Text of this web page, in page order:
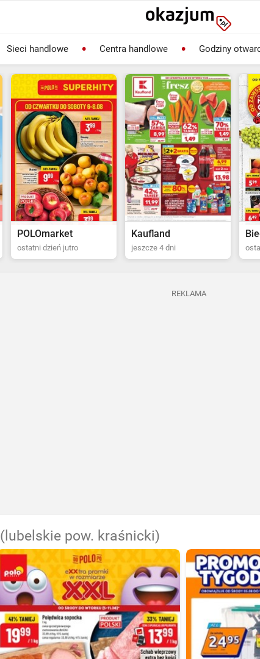
Sieci handlowe Centra handlowe Godziny
POLOmarket
ostatni dzień jutro
Kaufland
jeszcze 4 dni
REKLAMA
(lubelskie pow. kraśnicki)